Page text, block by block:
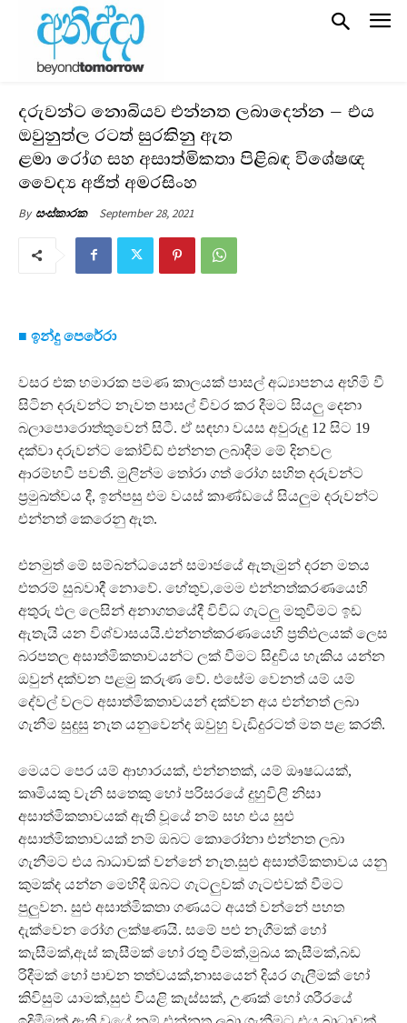
දරුවන්ට නොබියව එන්නත ලබාදෙන්න – එය
ඔවුනුත්ල රටත් සුරකිනු ඇත
ළමා රෝග සහ අසාත්මිකතා පිළිබඳ විශේෂඥ
වෛද්‍ය අජිත් අමරසිංහ
By සංස්කාරක September 28, 2021
■ ඉන්දු පෙරේරා
වසර එක හමාරක පමණ කාලයක් පාසල් අධ්‍යාපනය අහිමි වී
සිටින දරුවන්ට නැවත පාසල් විවර කර දීමට සියලු දෙනා
බලාපොරොත්තුවෙන් සිටී. ඒ සඳහා වයස අවුරුදු 12 සිට 19
දක්වා දරුවන්ට කෝවිඩ් එන්නත ලබාදීම මේ දිනවල
ආරම්භවී පවතී. මුලින්ම තෝරා ගත් රෝග සහිත දරුවන්ට
ප්‍රමුඛත්වය දී, ඉන්පසු එම වයස් කාණ්ඩයේ සියලුම දරුවන්ට
එන්නත් කෙරෙනු ඇත.
එනමුත් මේ සම්බන්ධයෙන් සමාජයේ ඇතැමුන් දරන මතය
එතරම් සුබවාදී නොවේ. හේතුව,මෙම එන්නත්කරණයෙහි
අතුරු ඵල ලෙසින් අනාගතයේදී විවිධ ගැටලු මතුවීමට ඉඩ
ඇතැයි යන විශ්වාසයයි.එන්නත්කරණයෙහි ප්‍රතිඵලයක් ලෙස
බරපතල අසාත්මිකතාවයන්ට ලක් වීමට සිදුවිය හැකිය යන්න
ඔවුන් දක්වන පළමු කරුණ වේ. එසේම වෙනත් යම් යම්
දේවල් වලට අසාත්මිකතාවයන් දක්වන අය එන්නත් ලබා
ගැනීම සුදුසු නැත යනුවෙන්ද ඔවුහු වැඩිදුරටත් මත පළ කරති.
මෙයට පෙර යම් ආහාරයක්, එන්නතක්, යම් ඖෂධයක්,
කෘමියකු වැනි සතෙකු හෝ පරිසරයේ දුහුවිලි නිසා
අසාත්මිකතාවයක් ඇති වූයේ නම් සහ එය සුළු
අසාත්මිකතාවයක් නම් ඔබට කොරෝනා එන්නත ලබා
ගැනීමට එය බාධාවක් වන්නේ නැත.සුළු අසාත්මිකතාවය යනු
කුමක්ද යන්න මෙහිදී ඔබට ගැටලුවක් ගැටළුවක් වීමට
පුලුවන. සුළු අසාත්මිකතා ගණයට අයත් වන්නේ පහත
දැක්වෙන රෝග ලක්ෂණයි. සමේ පළු නැගීමක් හෝ
කැසීමක්,ඇස් කැසීමක් හෝ රතු වීමක්,මුඛය කැසීමක්,බඩ
රිදීමක් හෝ පාචන තත්වයක්,නාසයෙන් දියර ගැලීමක් හෝ
කිවිසුම් යාමක්,සුළු වියළි කැස්සක්, උණක් හෝ ශරීරයේ